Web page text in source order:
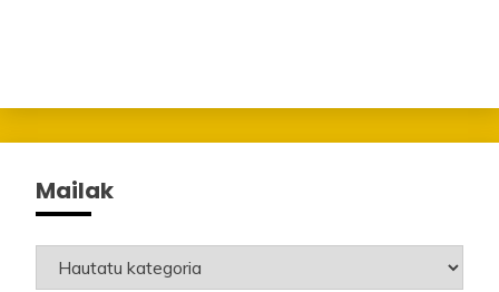
Mailak
Mailak